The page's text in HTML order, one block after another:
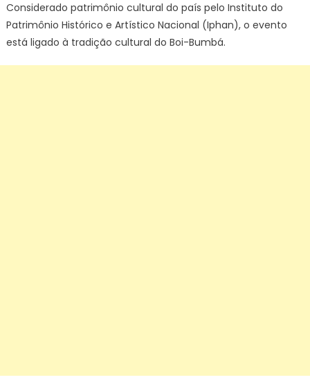
Considerado patrimônio cultural do país pelo Instituto do
Patrimônio Histórico e Artístico Nacional (Iphan), o evento
está ligado à tradição cultural do Boi-Bumbá.